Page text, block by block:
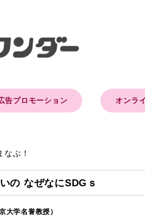
告プロモーション オンラ
ぶ！
の なぜなにSDGｓ
大学名誉教授）